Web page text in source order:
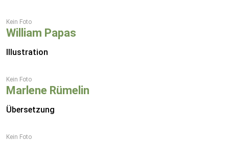
Kein Foto
William Papas
Illustration
Kein Foto
Marlene Rümelin
Übersetzung
Kein Foto